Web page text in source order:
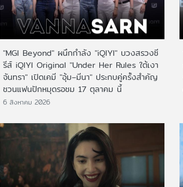
"MGI Beyond" ผนึกกำลัง "iQIYI" บวงสรวงซี
รีส์ iQIYI Original "Under Her Rules ใต้เงา
จันทรา" เปิดเคมี "อุ้ม–มีนา" ประกบคู่ครั้งสำคัญ
ชวนแฟนปักหมุดรอชม 17 ตุลาคม นี้
6 สิงหาคม 2026